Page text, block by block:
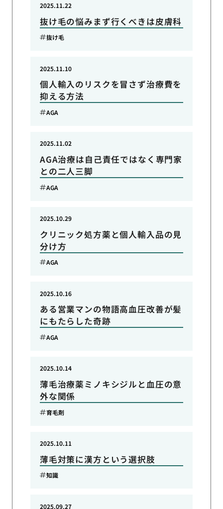
抜け毛の悩みまず行くべきは皮膚科
2025.11.22
抜け毛
個人輸入のリスクを冒さず治療費を
抑える方法
2025.11.10
AGA
AGA治療は自己責任ではなく専門家
との二人三脚
2025.11.02
AGA
クリニック処方薬と個人輸入品の見
分け方
2025.10.29
AGA
ある営業マンの物語高血圧改善が髪
にもたらした奇跡
2025.10.16
AGA
薄毛治療薬ミノキシジルと血圧の意
外な関係
2025.10.14
育毛剤
薄毛対策に漢方という選択肢
2025.10.11
知識
2025.09.27